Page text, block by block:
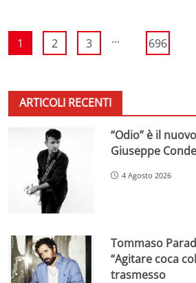
1 2 3 ... 696
ARTICOLI RECENTI
“Odio” è il
Giuseppe
4 Agosto 2026
Tommaso
“Agitare coca
trasmesso